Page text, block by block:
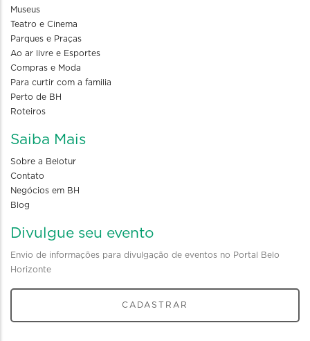
Museus
Teatro e Cinema
Parques e Praças
Ao ar livre e Esportes
Compras e Moda
Para curtir com a familia
Perto de BH
Roteiros
Saiba Mais
Sobre a Belotur
Contato
Negócios em BH
Blog
Divulgue seu evento
Envio de informações para divulgação de eventos no Portal Belo
Horizonte
CADASTRAR